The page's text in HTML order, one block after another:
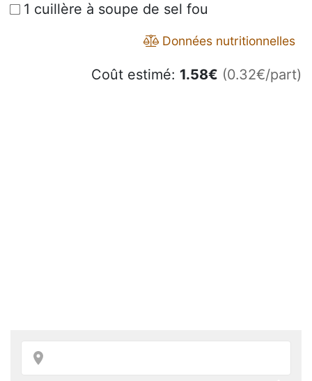
1 cuillère à soupe de sel fou
Données nutritionnelles
Coût estimé: 1.58€ (0.32€/part)